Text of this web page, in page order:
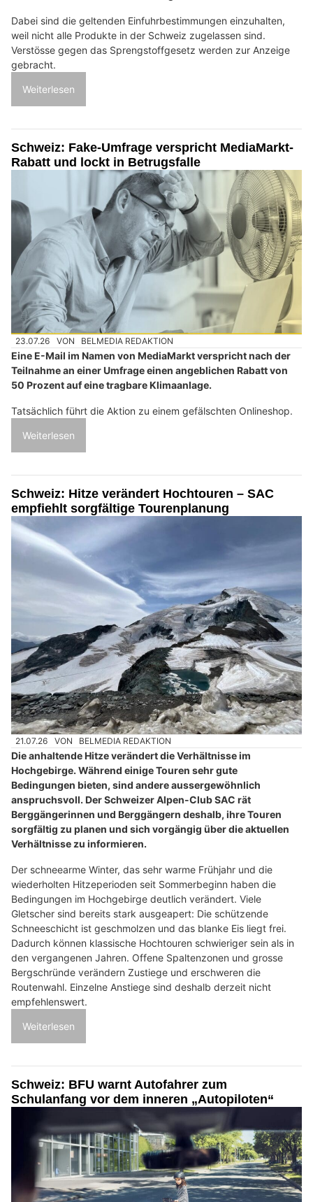
Dabei sind die geltenden Einfuhrbestimmungen einzuhalten,
weil nicht alle Produkte in der Schweiz zugelassen sind.
Verstösse gegen das Sprengstoffgesetz werden zur Anzeige
gebracht.
Weiterlesen
Schweiz: Fake-Umfrage verspricht MediaMarkt-
Rabatt und lockt in Betrugsfalle
23.07.26 VON BELMEDIA REDAKTION
Eine E-Mail im Namen von MediaMarkt verspricht nach der
Teilnahme an einer Umfrage einen angeblichen Rabatt von
50 Prozent auf eine tragbare Klimaanlage.
Tatsächlich führt die Aktion zu einem gefälschten Onlineshop.
Weiterlesen
Schweiz: Hitze verändert Hochtouren – SAC
empfiehlt sorgfältige Tourenplanung
21.07.26 VON BELMEDIA REDAKTION
Die anhaltende Hitze verändert die Verhältnisse im
Hochgebirge. Während einige Touren sehr gute
Bedingungen bieten, sind andere aussergewöhnlich
anspruchsvoll. Der Schweizer Alpen-Club SAC rät
Berggängerinnen und Berggängern deshalb, ihre Touren
sorgfältig zu planen und sich vorgängig über die aktuellen
Verhältnisse zu informieren.
Der schneearme Winter, das sehr warme Frühjahr und die
wiederholten Hitzeperioden seit Sommerbeginn haben die
Bedingungen im Hochgebirge deutlich verändert. Viele
Gletscher sind bereits stark ausgeapert: Die schützende
Schneeschicht ist geschmolzen und das blanke Eis liegt frei.
Dadurch können klassische Hochtouren schwieriger sein als in
den vergangenen Jahren. Offene Spaltenzonen und grosse
Bergschründe verändern Zustiege und erschweren die
Routenwahl. Einzelne Anstiege sind deshalb derzeit nicht
empfehlenswert.
Weiterlesen
Schweiz: BFU warnt Autofahrer zum
Schulanfang vor dem inneren „Autopiloten“